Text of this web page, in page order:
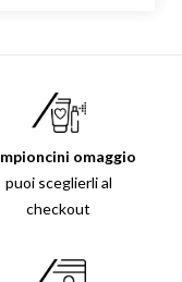
omaggio
puoi sceglierli al
checkout